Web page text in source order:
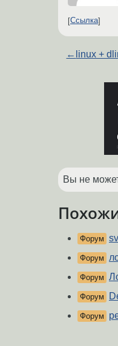
Ссылка
← linux +
Вы не
Форум
Форум
Форум
Форум
Форум